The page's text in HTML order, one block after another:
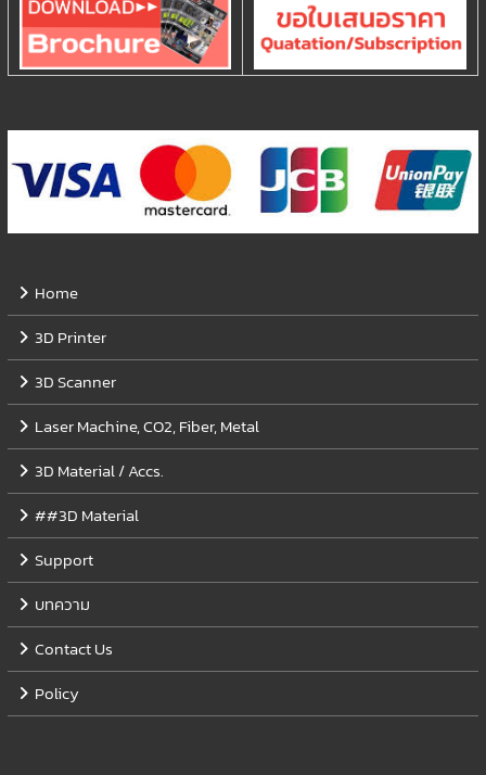
Home
3D Printer
3D Scanner
Laser Machine, CO2, Fiber, Metal
3D Material / Accs.
##3D Material
Support
บทความ
Contact Us
Policy